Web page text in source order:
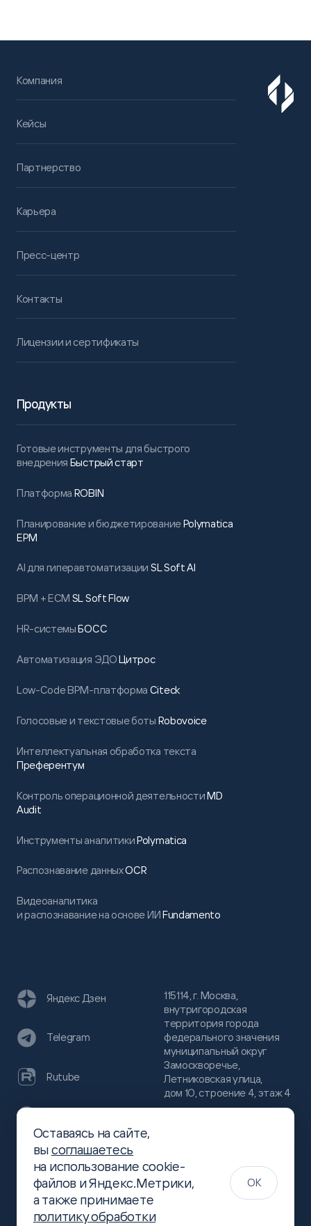
Компания
Кейсы
Партнерство
Карьера
Пресс-центр
Контакты
Лицензии и сертификаты
Продукты
Готовые инструменты для быстрого
внедрения Быстрый старт
Платформа ROBIN
Планирование и бюджетированиеPolymatica
EPM
AI для гиперавтоматизации SL Soft AI
BPM + ECM SL Soft Flow
HR-системыБОСС
Автоматизация ЭДОЦитрос
Low-Code BPM-платформа Citeck
Голосовые и текстовые боты Robovoice
Интеллектуальная обработка текста
Преферентум
Контроль операционной деятельностиMD
Audit
Инструменты аналитикиPolymatica
Распознавание данныхOCR
Видеоаналитика
и распознавание на основе ИИFundamento
115114, г. Москва,
внутригородская
территория города
федерального значения
муниципальный округ
Замоскворечье,
Летниковская улица,
дом 10, строение 4, этаж 4
(499)
444-16-51
info@slsoft.ru
Яндекс Дзен
Telegram
Rutube
Хабр
Оставаясь на сайте,
высоглашаетесь
на использование cookie-
файлов и Яндекс.Метрики,
а также принимаете
политику обработки
OK